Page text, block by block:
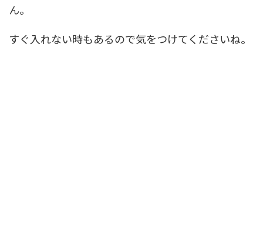
ん。
すぐ入れない時もあるので気をつけてくださいね。